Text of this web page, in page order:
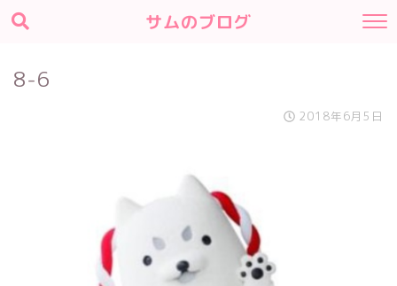
サムのブログ
8-6
2018年6月5日